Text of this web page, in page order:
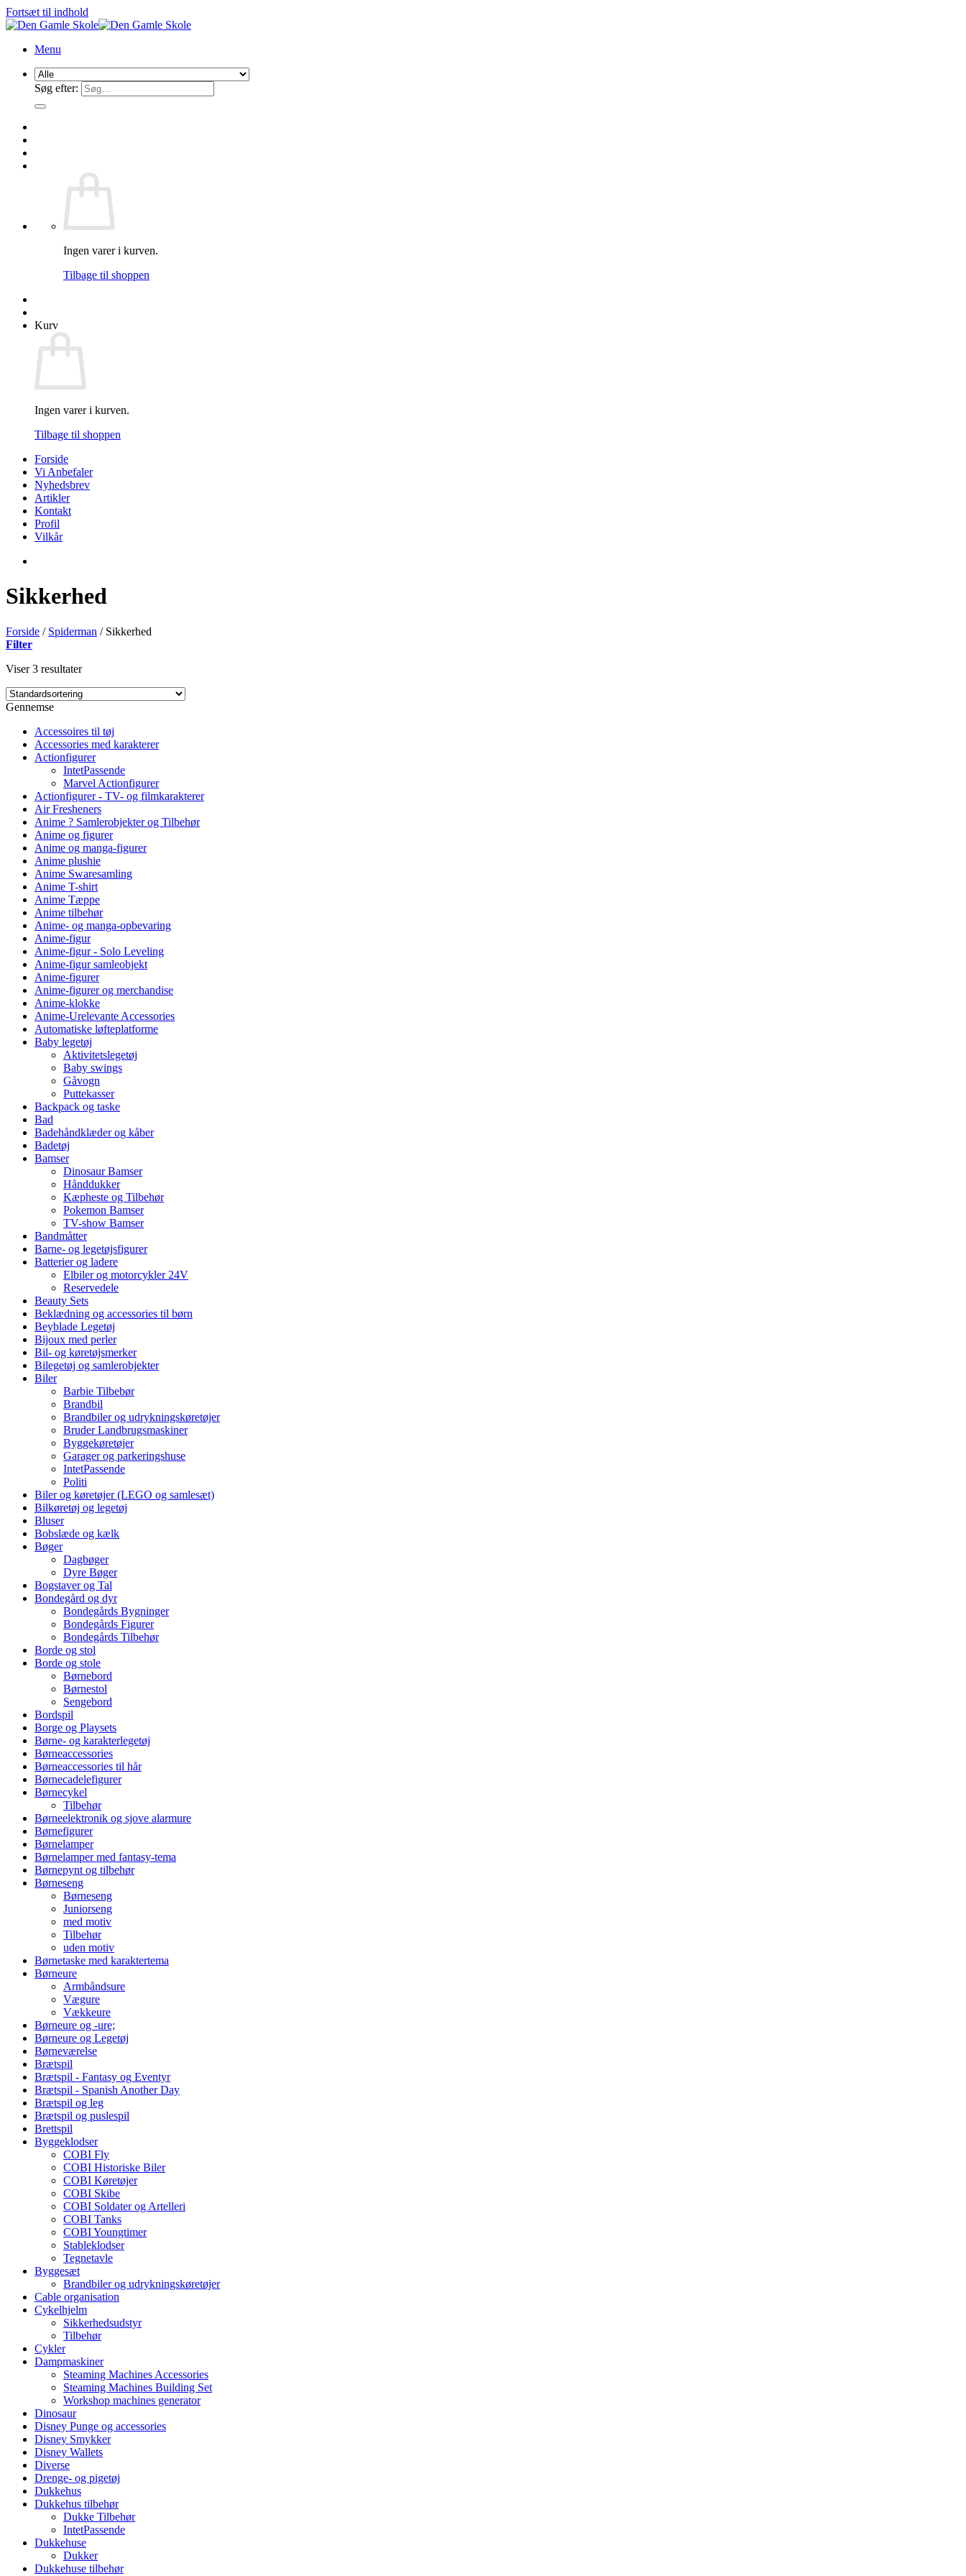
Fortsæt til indhold
Menu
Søg efter:
Ingen varer i kurven.
Tilbage til shoppen
Kurv
Ingen varer i kurven.
Tilbage til shoppen
Forside
Vi Anbefaler
Nyhedsbrev
Artikler
Kontakt
Profil
Vilkår
Sikkerhed
Forside / Spiderman /Sikkerhed
Filter
Viser 3 resultater
Gennemse
Accessoires til tøj
Accessories med karakterer
Actionfigurer
IntetPassende
Marvel Actionfigurer
Actionfigurer - TV- og filmkarakterer
Air Fresheners
Anime ? Samlerobjekter og Tilbehør
Anime og figurer
Anime og manga-figurer
Anime plushie
Anime Swaresamling
Anime T-shirt
Anime Tæppe
Anime tilbehør
Anime- og manga-opbevaring
Anime-figur
Anime-figur - Solo Leveling
Anime-figur samleobjekt
Anime-figurer
Anime-figurer og merchandise
Anime-klokke
Anime-Urelevante Accessories
Automatiske løfteplatforme
Baby legetøj
Aktivitetslegetøj
Baby swings
Gåvogn
Puttekasser
Backpack og taske
Bad
Badehåndklæder og kåber
Badetøj
Bamser
Dinosaur Bamser
Hånddukker
Kæpheste og Tilbehør
Pokemon Bamser
TV-show Bamser
Bandmåtter
Barne- og legetøjsfigurer
Batterier og ladere
Elbiler og motorcykler 24V
Reservedele
Beauty Sets
Beklædning og accessories til børn
Beyblade Legetøj
Bijoux med perler
Bil- og køretøjsmerker
Bilegetøj og samlerobjekter
Biler
Barbie Tilbebør
Brandbil
Brandbiler og udrykningskøretøjer
Bruder Landbrugsmaskiner
Byggekøretøjer
Garager og parkeringshuse
IntetPassende
Politi
Biler og køretøjer (LEGO og samlesæt)
Bilkøretøj og legetøj
Bluser
Bobslæde og kælk
Bøger
Dagbøger
Dyre Bøger
Bogstaver og Tal
Bondegård og dyr
Bondegårds Bygninger
Bondegårds Figurer
Bondegårds Tilbehør
Borde og stol
Borde og stole
Børnebord
Børnestol
Sengebord
Bordspil
Borge og Playsets
Børne- og karakterlegetøj
Børneaccessories
Børneaccessories til hår
Børnecadelefigurer
Børnecykel
Tilbehør
Børneelektronik og sjove alarmure
Børnefigurer
Børnelamper
Børnelamper med fantasy-tema
Børnepynt og tilbehør
Børneseng
Børneseng
Juniorseng
med motiv
Tilbehør
uden motiv
Børnetaske med karaktertema
Børneure
Armbåndsure
Vægure
Vækkeure
Børneure og -ure;
Børneure og Legetøj
Børneværelse
Brætspil
Brætspil - Fantasy og Eventyr
Brætspil - Spanish Another Day
Brætspil og leg
Brætspil og puslespil
Brettspil
Byggeklodser
COBI Fly
COBI Historiske Biler
COBI Køretøjer
COBI Skibe
COBI Soldater og Artelleri
COBI Tanks
COBI Youngtimer
Stableklodser
Tegnetavle
Byggesæt
Brandbiler og udrykningskøretøjer
Cable organisation
Cykelhjelm
Sikkerhedsudstyr
Tilbehør
Cykler
Dampmaskiner
Steaming Machines Accessories
Steaming Machines Building Set
Workshop machines generator
Dinosaur
Disney Punge og accessories
Disney Smykker
Disney Wallets
Diverse
Drenge- og pigetøj
Dukkehus
Dukkehus tilbehør
Dukke Tilbehør
IntetPassende
Dukkehuse
Dukker
Dukkehuse tilbehør